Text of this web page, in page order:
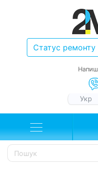
Статус ремонту
Укр